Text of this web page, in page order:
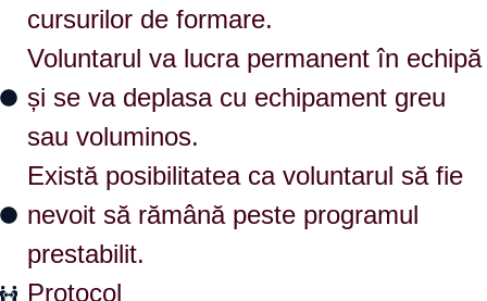
cursurilor de formare.
Voluntarul va lucra permanent în echipă
și se va deplasa cu echipament greu
sau voluminos.
Există posibilitatea ca voluntarul să fie
nevoit să rămână peste programul
prestabilit.
Protocol